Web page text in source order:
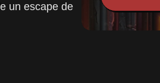
un escape de